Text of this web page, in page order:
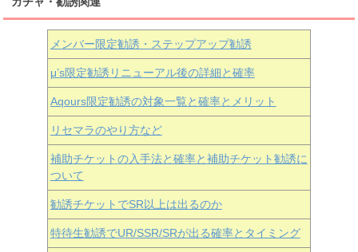
メンバー限定勧誘・ステップアップ勧誘
μ’s限定勧誘リニューアル後の詳細と確率
Aqours限定勧誘の対象一覧と確率とメリット
リセマラのやり方など
補助チケットの入手法と確率と補助チケット勧誘に
ついて
勧誘チケットでSR以上は出るのか
特待生勧誘でUR/SSR/SRが出る確率とタイミング